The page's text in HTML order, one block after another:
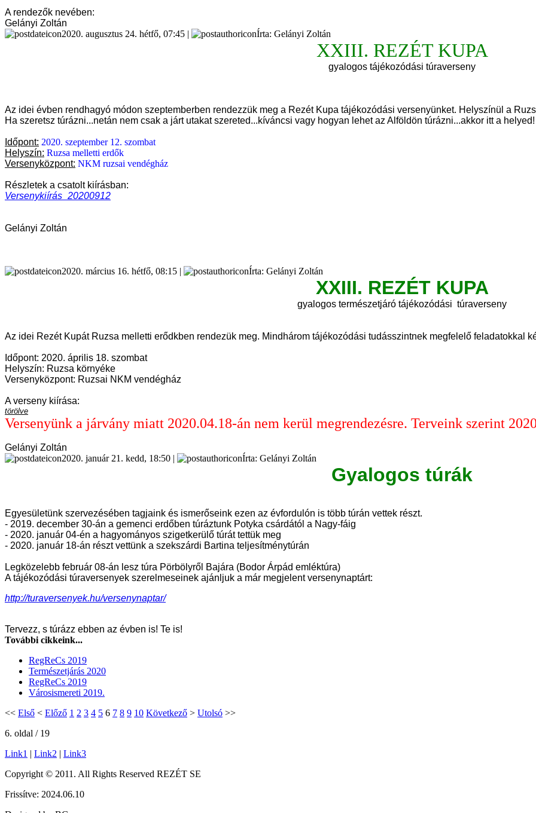
A rendezők nevében:
Gelányi Zoltán
2020. augusztus 24. hétfő, 07:45 |
Írta: Gelányi Zoltán
XXIII. REZÉT KUPA
gyalogos tájékozódási túraverseny
Az idei évben rendhagyó módon szeptemberben rendezzük meg a Rezét Kupa tájékozódási versenyünket. Helyszínül a
Ha szeretsz túrázni...netán nem csak a járt utakat szereted...kíváncsi vagy hogyan lehet az Alföldön túrázni...akkor itt a helyed!
Időpont: 2020. szeptember 12. szombat
Helyszín: Ruzsa melletti erdők
Versenyközpont: NKM ruzsai vendégház
Részletek a csatolt kiírásban:
Versenykiírás_20200912
Gelányi Zoltán
2020. március 16. hétfő, 08:15 | Írta: Gelányi Zoltán
XXIII. REZÉT KUPA
gyalogos természetjáró tájékozódási túraverseny
Az idei Rezét Kupát Ruzsa melletti erődkben rendezük meg. Mindhárom tájékozódási tudásszintnek megfelelő feladatokkal
Időpont: 2020. április 18. szombat
Helyszín: Ruzsa környéke
Versenyközpont: Ruzsai NKM vendégház
A verseny kiírása:
törölve
Versenyünk a járvány miatt 2020.04.18-án nem kerül megrendezésre. Terveink szerint
Gelányi Zoltán
2020. január 21. kedd, 18:50 |
Írta: Gelányi Zoltán
Gyalogos túrák
Egyesületünk szervezésében tagjaink és ismerőseink ezen az évfordulón is több túrán vettek részt.
- 2019. december 30-án a gemenci erdőben túráztunk Potyka csárdától a Nagy-fáig
- 2020. január 04-én a hagyományos szigetkerülő túrát tettük meg
- 2020. január 18-án részt vettünk a szekszárdi Bartina teljesítménytúrán
Legközelebb február 08-án lesz túra Pörbölyről Bajára (Bodor Árpád emléktúra)
A tájékozódási túraversenyek szerelmeseinek ajánljuk a már megjelent versenynaptárt:
http://turaversenyek.hu/versenynaptar/
Tervezz, s túrázz ebben az évben is! Te is!
További cikkeink...
RegReCs 2019
Természetjárás 2020
RegReCs 2019
Városismereti 2019.
<< Első < Előző 1 2 3 4 5 6 7 8 9 10 Következő > Utolsó >>
6. oldal / 19
Link1 | Link2 | Link3
Copyright © 2011. All Rights Reserved REZÉT SE
Frissítve: 2024.06.10